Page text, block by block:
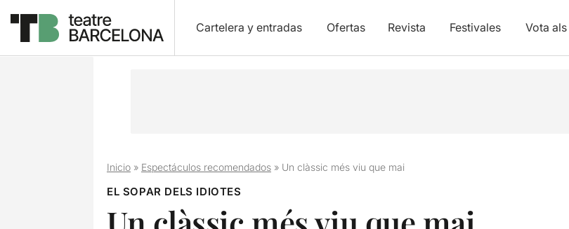
Cartelera y entradas Ofertas Revista Festivales Vota
Inicio» Espectáculos recomendados» Un clàssic més viu que mai
EL SOPAR DELS IDIOTES